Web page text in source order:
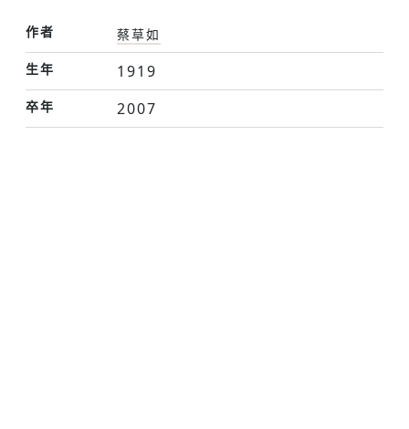
作者
蔡草如
生年
1919
卒年 2007